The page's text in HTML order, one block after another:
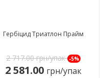
Гербіцид Триатлон Прайм
2 717.00грн/упак -5%
2 581.00 грн/упак